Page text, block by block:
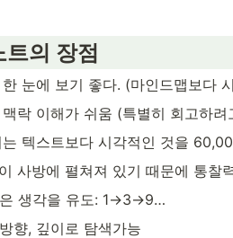
의 장점
눈에 보기 좋다. (마인드맵보다
락 이해가 쉬움 (특별히 회고하
텍스트보다 시각적인 것을
사방에 펼쳐져 있기 때문에 통찰
생각을 유도: 1→3→9…
향, 깊이로 탐색가능